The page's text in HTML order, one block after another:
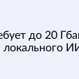
до 20
локального